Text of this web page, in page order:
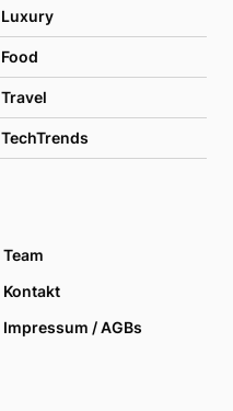
Luxury
Food
Travel
TechTrends
Team
Kontakt
Impressum / AGBs